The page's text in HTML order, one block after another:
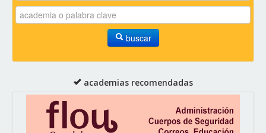
buscar
academias recomendadas